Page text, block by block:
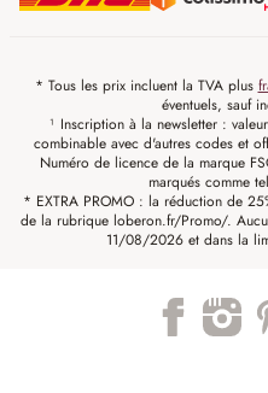
* Tous les prix incluent la TVA plus
éventuels, sauf
¹ Inscription à la newsletter :
combinable avec d'autres codes et
Numéro de licence de la marque
marqués comme
* EXTRA PROMO : la réduction de
de la rubrique loberon.fr/Promo/.
11/08/2026 et dans la